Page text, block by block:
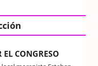
EL CONGRESO